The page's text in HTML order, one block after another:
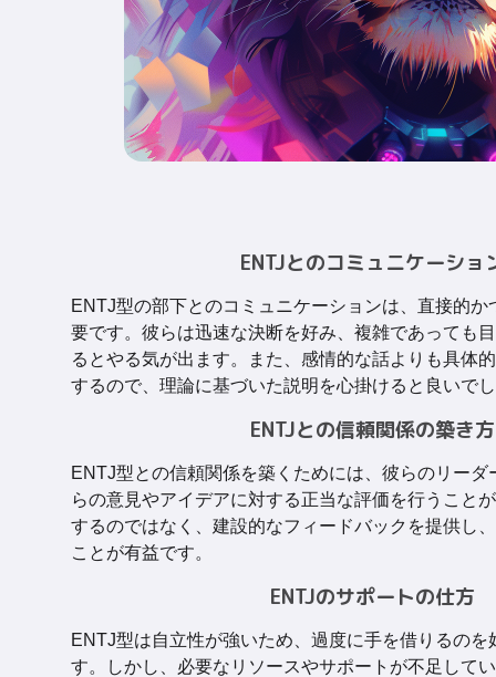
ENTJとのコミュニケーショ
ENTJ型の部下とのコミュニケーションは、直接的か
要です。彼らは迅速な決断を好み、複雑であっても
るとやる気が出ます。また、感情的な話よりも具体
するので、理論に基づいた説明を心掛けると良いで
ENTJとの信頼関係の築き方
ENTJ型との信頼関係を築くためには、彼らのリーダ
らの意見やアイデアに対する正当な評価を行うこと
するのではなく、建設的なフィードバックを提供し
ことが有益です。
ENTJのサポートの仕方
ENTJ型は自立性が強いため、過度に手を借りるのを
す。しかし、必要なリソースやサポートが不足して